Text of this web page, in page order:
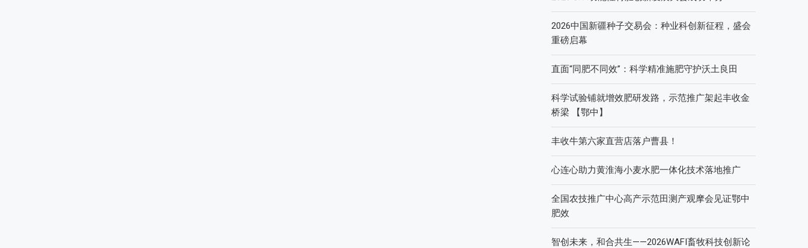
2026中国新疆种子交易会：种业科创新征程，盛会
重磅启幕
直面“同肥不同效”：科学精准施肥守护沃土良田
科学试验铺就增效肥研发路，示范推广架起丰收金
桥梁 【鄂中】
丰收牛第六家直营店落户曹县！
心连心助力黄淮海小麦水肥一体化技术落地推广
全国农技推广中心高产示范田测产观摩会见证鄂中
肥效
智创未来，和合共生——2026WAFI畜牧科技创新论